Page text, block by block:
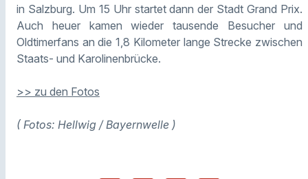
in Salzburg. Um 15 Uhr startet dann der Stadt Grand Prix.
Auch heuer kamen wieder tausende Besucher und
Oldtimerfans an die 1,8 Kilometer lange Strecke zwischen
Staats- und Karolinenbrücke.
>> zu den Fotos
( Fotos: Hellwig / Bayernwelle )